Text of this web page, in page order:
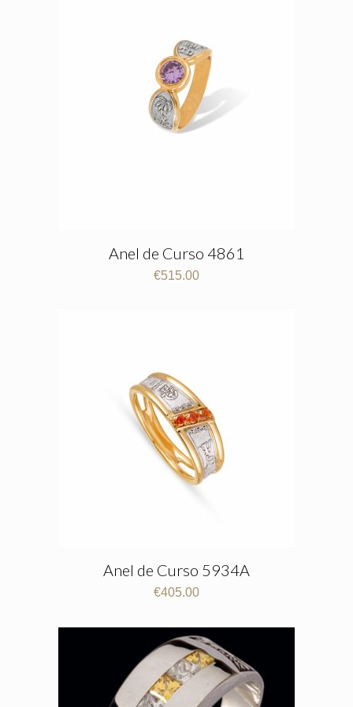
Anel de Curso 4861
€515.00
Anel de Curso 5934A
€405.00